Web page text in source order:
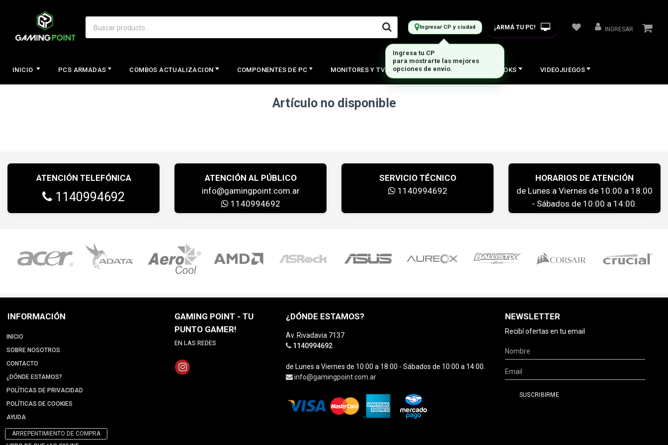
Ingresar CP y ciudad ¡ARMÁ TU PC! INGRESAR
INICIO PCS ARMADAS COMBOS ACTUALIZACION COMPONENTES DE PC MONITORES Y TVS PERIFERICOS NOTEBOOKS VIDEOJUEGOS
Artículo no disponible
ATENCIÓN TELEFÓNICA
1140994692
ATENCIÓN AL PÚBLICO
info@gamingpoint.com.ar
1140994692
SERVICIO TÉCNICO
1140994692
HORARIOS DE ATENCIÓN
de Lunes a Viernes de 10:00 a 18:00
- Sábados de 10:00 a 14:00.
INFORMACIÓN
INICIO
SOBRE NOSOTROS
CONTACTO
¿DÓNDE ESTAMOS?
POLÍTICAS DE PRIVACIDAD
POLÍTICAS DE COOKIES
AYUDA
ARREPENTIMIENTO DE COMPRA
GAMING POINT - TU
PUNTO GAMER!
EN LAS REDES
¿DÓNDE ESTAMOS?
Av. Rivadavia 7137
1140994692
de Lunes a Viernes de 10:00 a 18:00 - Sábados de 10:00 a 14:00.
info@gamingpoint.com.ar
NEWSLETTER
Recibí ofertas en tu email
Ingresa tu CP
para mostrarte las mejores
opciones de envío.